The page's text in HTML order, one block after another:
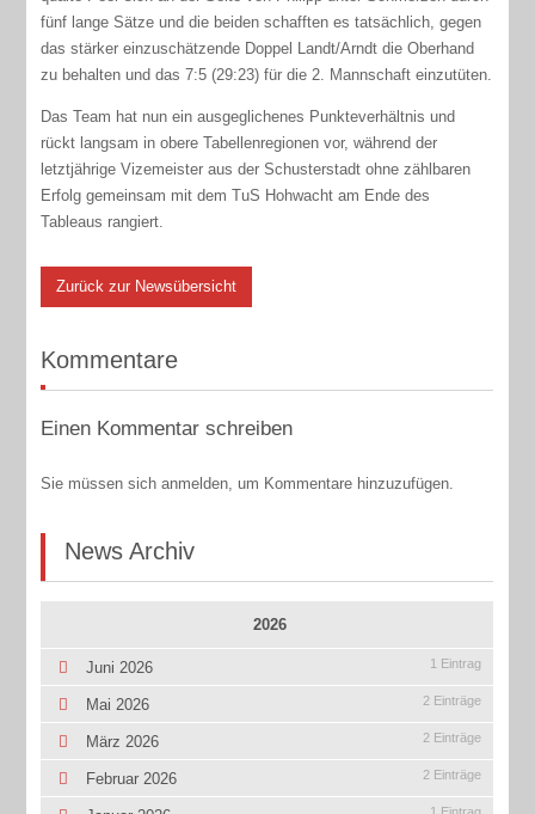
fünf lange Sätze und die beiden schafften es tatsächlich, gegen
das stärker einzuschätzende Doppel Landt/Arndt die Oberhand
zu behalten und das 7:5 (29:23) für die 2. Mannschaft einzutüten.
Das Team hat nun ein ausgeglichenes Punkteverhältnis und
rückt langsam in obere Tabellenregionen vor, während der
letztjährige Vizemeister aus der Schusterstadt ohne zählbaren
Erfolg gemeinsam mit dem TuS Hohwacht am Ende des
Tableaus rangiert.
Zurück zur Newsübersicht
Kommentare
Einen Kommentar schreiben
Sie müssen sich anmelden, um Kommentare hinzuzufügen.
News Archiv
2026
Juni 2026 1 Eintrag
Mai 2026 2 Einträge
März 2026 2 Einträge
Februar 2026 2 Einträge